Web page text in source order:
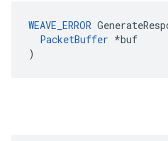
WEAVE_ERROR
PacketBuffer *buf
)